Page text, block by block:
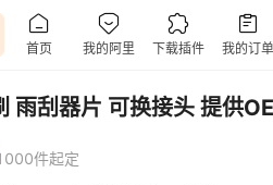
雨刮器片 可换接头 提供
件起定